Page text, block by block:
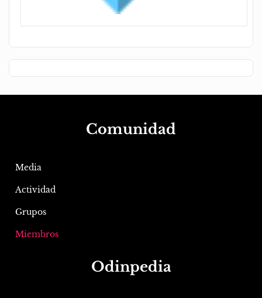
Comunidad
Media
Actividad
Grupos
Miembros
Odinpedia